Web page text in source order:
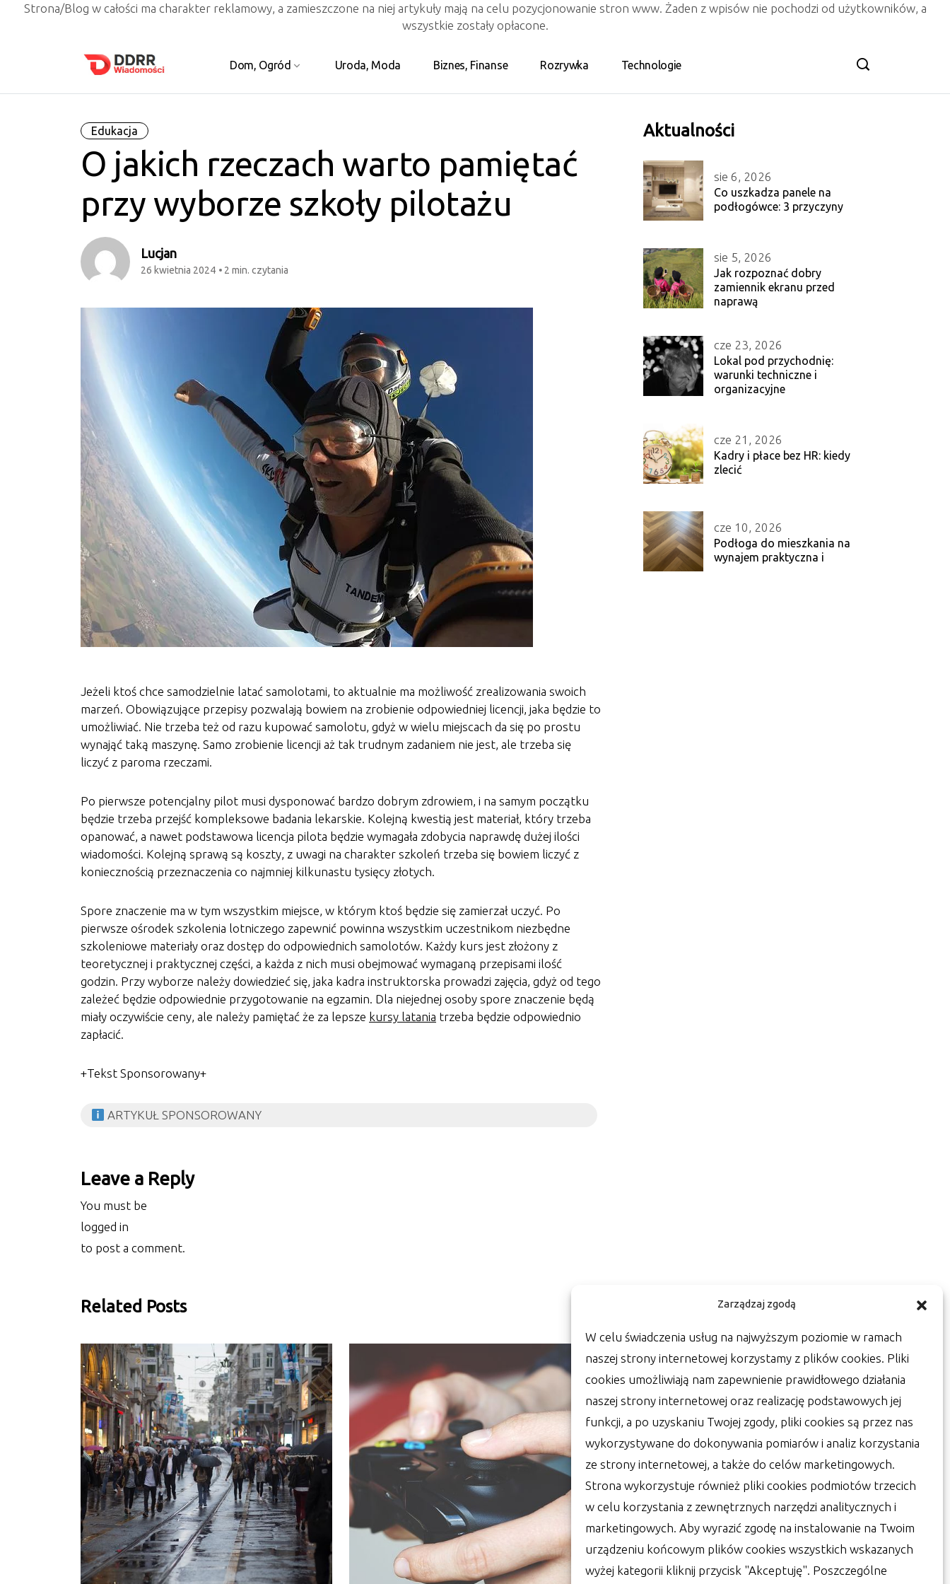
Zarządzaj zgodą
W celu świadczenia usług na najwyższym poziomie w ramach
naszej strony internetowej korzystamy z plików cookies. Pliki
cookies umożliwiają nam zapewnienie prawidłowego działania
naszej strony internetowej oraz realizację podstawowych jej
funkcji, a po uzyskaniu Twojej zgody, pliki cookies są przez nas
wykorzystywane do dokonywania pomiarów i analiz korzystania
ze strony internetowej, a także do celów marketingowych.
Strona wykorzystuje również pliki cookies podmiotów trzecich
w celu korzystania z zewnętrznych narzędzi analitycznych i
marketingowych. Aby wyrazić zgodę na instalowanie na Twoim
urządzeniu końcowym plików cookies wszystkich wskazanych
wyżej kategorii kliknij przycisk "Akceptuję". Poszczególne
Strona/Blog w całości ma charakter reklamowy, a zamieszczone na niej artykuły mają na celu pozycjonowanie stron www. Żaden z wpisów nie pochodzi od użytkowników, a
wszystkie zostały opłacone.
Dom, Ogród Uroda, Moda Biznes, Finanse Rozrywka Technologie
Edukacja
O jakich rzeczach warto pamiętać
przy wyborze szkoły pilotażu
Lucjan
26 kwietnia 2024 2 min. czytania
Jeżeli ktoś chce samodzielnie latać samolotami, to aktualnie ma możliwość zrealizowania swoich
marzeń. Obowiązujące przepisy pozwalają bowiem na zrobienie odpowiedniej licencji, jaka będzie to
umożliwiać. Nie trzeba też od razu kupować samolotu, gdyż w wielu miejscach da się po prostu
wynająć taką maszynę. Samo zrobienie licencji aż tak trudnym zadaniem nie jest, ale trzeba się
liczyć z paroma rzeczami.
Po pierwsze potencjalny pilot musi dysponować bardzo dobrym zdrowiem, i na samym początku
będzie trzeba przejść kompleksowe badania lekarskie. Kolejną kwestią jest materiał, który trzeba
opanować, a nawet podstawowa licencja pilota będzie wymagała zdobycia naprawdę dużej ilości
wiadomości. Kolejną sprawą są koszty, z uwagi na charakter szkoleń trzeba się bowiem liczyć z
koniecznością przeznaczenia co najmniej kilkunastu tysięcy złotych.
Spore znaczenie ma w tym wszystkim miejsce, w którym ktoś będzie się zamierzał uczyć. Po
pierwsze ośrodek szkolenia lotniczego zapewnić powinna wszystkim uczestnikom niezbędne
szkoleniowe materiały oraz dostęp do odpowiednich samolotów. Każdy kurs jest złożony z
teoretycznej i praktycznej części, a każda z nich musi obejmować wymaganą przepisami ilość
godzin. Przy wyborze należy dowiedzieć się, jaka kadra instruktorska prowadzi zajęcia, gdyż od tego
zależeć będzie odpowiednie przygotowanie na egzamin. Dla niejednej osoby spore znaczenie będą
miały oczywiście ceny, ale należy pamiętać że za lepsze kursy latania trzeba będzie odpowiednio
zapłacić.
+Tekst Sponsorowany+
ARTYKUŁ SPONSOROWANY
Leave a Reply
You must be
logged in
to post a comment.
Aktualności
sie 6, 2026
Co uszkadza panele na
podłogówce: 3 przyczyny
sie 5, 2026
Jak rozpoznać dobry
zamiennik ekranu przed
naprawą
cze 23, 2026
Lokal pod przychodnię:
warunki techniczne i
organizacyjne
cze 21, 2026
Kadry i płace bez HR: kiedy
zlecić
cze 10, 2026
Podłoga do mieszkania na
wynajem praktyczna i
Related Posts